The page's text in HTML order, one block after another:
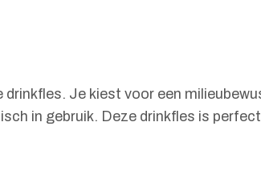
Je kiest voor een
in gebruik. Deze drinkfles is